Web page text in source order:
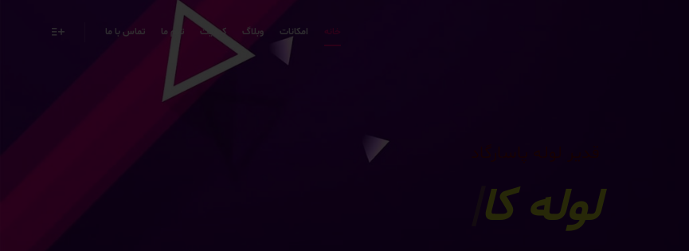
خانه امکانات وبلاگ کیفیت تیم ما تماس با ما
لوله کاروگیت فاضلا